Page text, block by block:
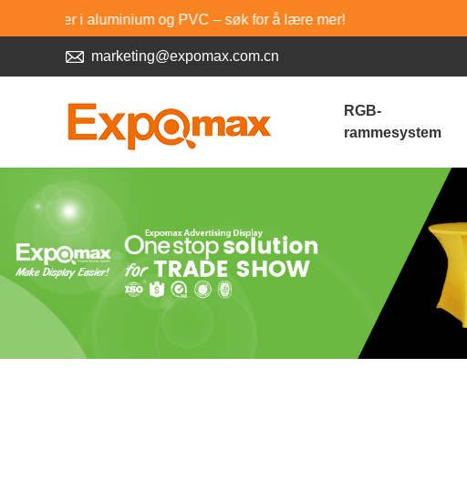
og PVC – søk for å lære mer!
marketing@expomax.com.cn
RGB-
rammesystem